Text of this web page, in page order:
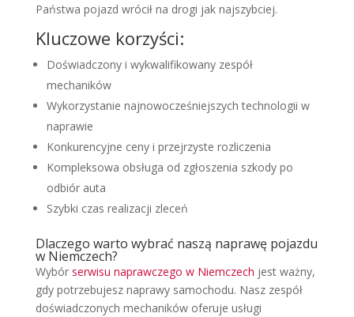
Państwa pojazd wrócił na drogi jak najszybciej.
Kluczowe korzyści:
Doświadczony i wykwalifikowany zespół
mechaników
Wykorzystanie najnowocześniejszych technologii w
naprawie
Konkurencyjne ceny i przejrzyste rozliczenia
Kompleksowa obsługa od zgłoszenia szkody po
odbiór auta
Szybki czas realizacji zleceń
Dlaczego warto wybrać naszą naprawę pojazdu
w Niemczech?
Wybór serwisu naprawczego w Niemczech jest ważny,
gdy potrzebujesz naprawy samochodu. Nasz zespół
doświadczonych mechaników oferuje usługi